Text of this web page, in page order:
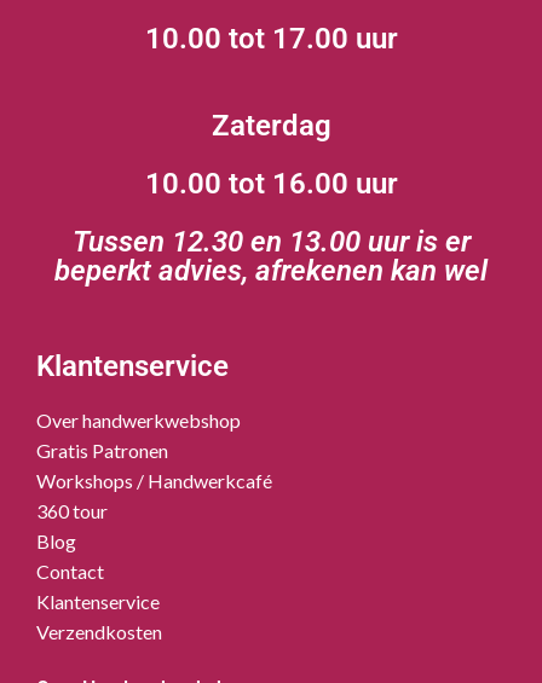
10.00 tot 17.00 uur
Zaterdag
10.00 tot 16.00 uur
Tussen 12.30 en 13.00 uur is er
beperkt advies, afrekenen kan wel
Klantenservice
Over handwerkwebshop
Gratis Patronen
Workshops / Handwerkcafé
360 tour
Blog
Contact
Klantenservice
Verzendkosten